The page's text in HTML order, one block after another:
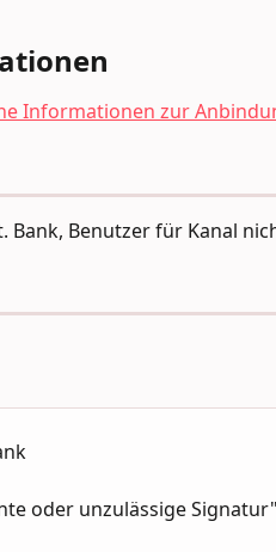
Informationen zur
Bank, Benutzer für Kanal
oder unzulässige Signatur"